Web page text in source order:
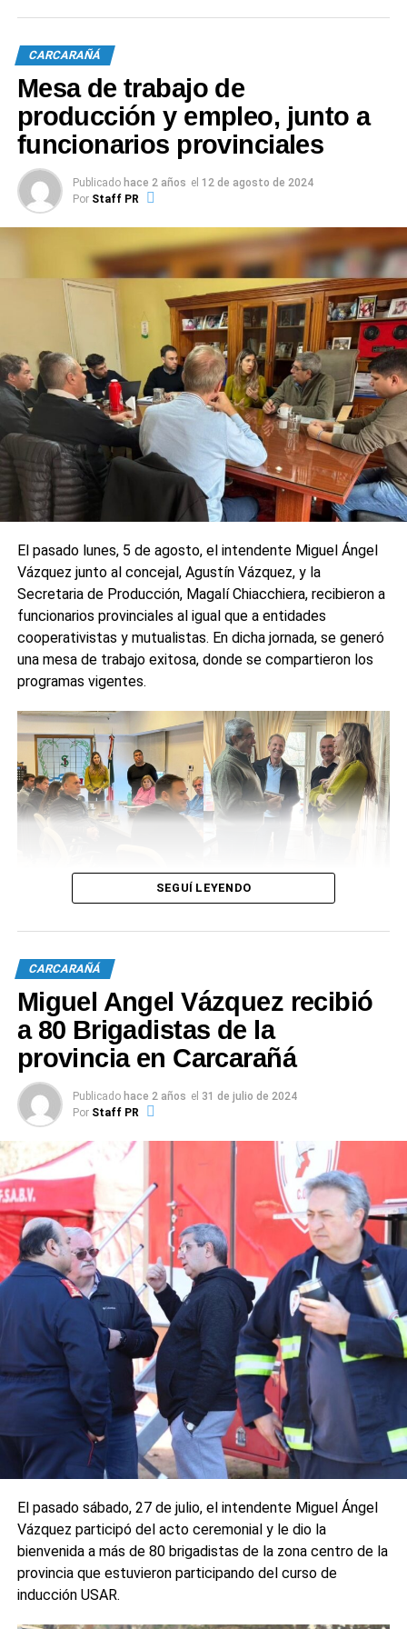
conjunto para proyectos futuros.
L a Municipalidad de Carcarañá, apoyando a la industria
0
TEMAS RELACIONADOS: ADA
AGUST{IN VÁZQUEZ
DESTACADO
MUNICIPALIDAD DE CARCARAÑA
SIGUIENTE
Vázquez entrega kit deportivos junto a Mailen
Martinez
NO TE PIERDAS
La ciudad de Carcarañá tiene ya su pórtico de
Bienvenida.
CARCARAÑÁ
Mesa de trabajo de
producción y empleo, junto a
funcionarios provinciales
Publicado hace 2 años el 12 de agosto de 2024
Por Staff PR
El pasado lunes, 5 de agosto, el intendente Miguel Ángel
Vázquez junto al concejal, Agustín Vázquez, y la
Secretaria de Producción, Magalí Chiacchiera, recibieron a
funcionarios provinciales al igual que a entidades
cooperativistas y mutualistas. En dicha jornada, se generó
una mesa de trabajo exitosa, donde se compartieron los
programas vigentes.
Además junto a los industriales se dialogó acerca de
como fortalecer el tejido productivo local. Por último,
SEGUÍ LEYENDO
CARCARAÑÁ
Miguel Angel Vázquez recibió
a 80 Brigadistas de la
provincia en Carcarañá
Publicado hace 2 años el 31 de julio de 2024
Por Staff PR
El pasado sábado, 27 de julio, el intendente Miguel Ángel
Vázquez participó del acto ceremonial y le dio la
bienvenida a más de 80 brigadistas de la zona centro de la
provincia que estuvieron participando del curso de
inducción USAR.